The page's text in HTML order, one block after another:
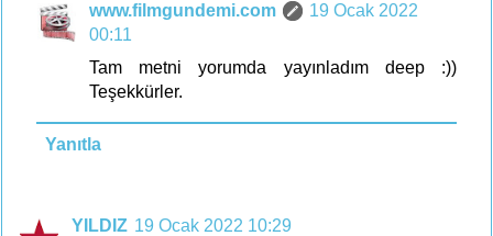
www.filmgundemi.com
19 Ocak 2022
00:11
Tam metni yorumda yayınladım deep :))
Teşekkürler.
Yanıtla
YILDIZ 19 Ocak 2022 10:29